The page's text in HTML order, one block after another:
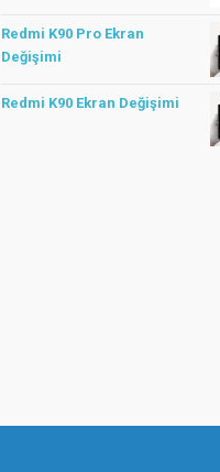
Redmi K90 Pro Ekran
Değişimi
Redmi K90 Ekran Değişimi